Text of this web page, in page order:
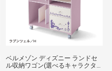
ベルメゾン ディズニー ランドセ
ル収納ワゴン(選べるキャラクタ